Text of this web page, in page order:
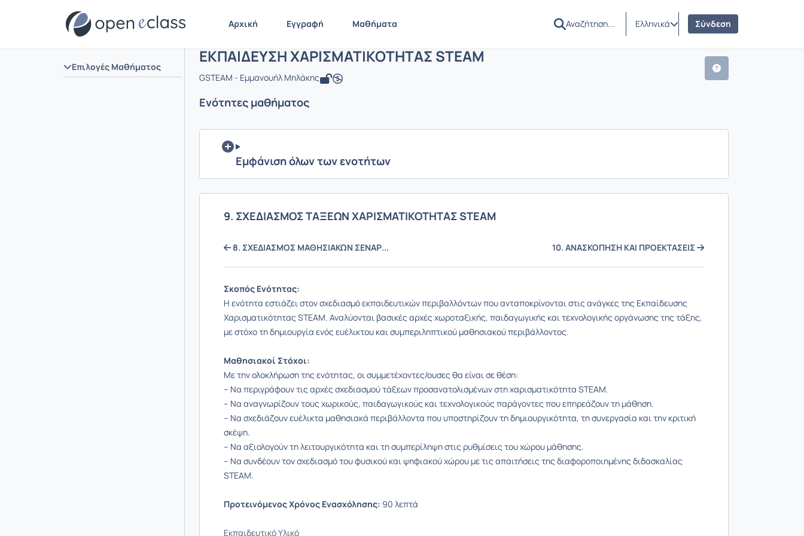
Αρχική Εγγραφή Μαθήματα Ελληνικά Σύνδεση
Επιλογές Μαθήματος
Αρχική Σελίδα ΕΚΠΑΙΔΕΥΣΗ ΧΑΡΙΣΜΑΤΙΚΟΤΗΤΑΣ STEAM
Μάθημα : ΕΚΠΑΙΔΕΥΣΗ ΧΑΡΙΣΜΑΤΙΚΟΤΗΤΑΣ STEAM
ΕΚΠΑΙΔΕΥΣΗ ΧΑΡΙΣΜΑΤΙΚΟΤΗΤΑΣ STEAM
GSTEAM - Εμμανουήλ Μηλάκης
Ενότητες μαθήματος
Εμφάνιση όλων των ενοτήτων
9. ΣΧΕΔΙΑΣΜΟΣ ΤΑΞΕΩΝ ΧΑΡΙΣΜΑΤΙΚΟΤΗΤΑΣ STEAM
8. ΣΧΕΔΙΑΣΜΟΣ ΜΑΘΗΣΙΑΚΩΝ ΣΕΝΑΡ... 10. ΑΝΑΣΚΟΠΗΣΗ ΚΑΙ ΠΡΟΕΚΤΑΣΕΙΣ
Σκοπός Ενότητας:
Η ενότητα εστιάζει στον σχεδιασμό εκπαιδευτικών περιβαλλόντων που ανταποκρίνονται στις ανάγκες της Εκπαίδευσης
Χαρισματικότητας STEAM. Αναλύονται βασικές αρχές χωροταξικής, παιδαγωγικής και τεχνολογικής οργάνωσης της τάξης,
με στόχο τη δημιουργία ενός ευέλικτου και συμπεριληπτικού μαθησιακού περιβάλλοντος.
Μαθησιακοί Στόχοι:
Με την ολοκλήρωση της ενότητας, οι συμμετέχοντες/ουσες θα είναι σε θέση:
– Να περιγράφουν τις αρχές σχεδιασμού τάξεων προσανατολισμένων στη χαρισματικότητα STEAM.
– Να αναγνωρίζουν τους χωρικούς, παιδαγωγικούς και τεχνολογικούς παράγοντες που επηρεάζουν τη μάθηση.
– Να σχεδιάζουν ευέλικτα μαθησιακά περιβάλλοντα που υποστηρίζουν τη δημιουργικότητα, τη συνεργασία και την κριτική
σκέψη.
– Να αξιολογούν τη λειτουργικότητα και τη συμπερίληψη στις ρυθμίσεις του χώρου μάθησης.
– Να συνδέουν τον σχεδιασμό του φυσικού και ψηφιακού χώρου με τις απαιτήσεις της διαφοροποιημένης διδασκαλίας
STEAM.
Προτεινόμενος Χρόνος Ενασχόλησης: 90 λεπτά
Εκπαιδευτικό Υλικό